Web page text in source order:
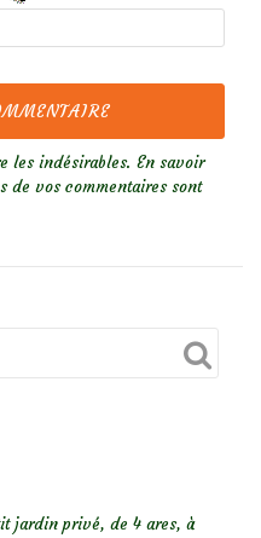
les indésirables. En savoir
de vos commentaires sont
jardin privé, de 4 ares, à